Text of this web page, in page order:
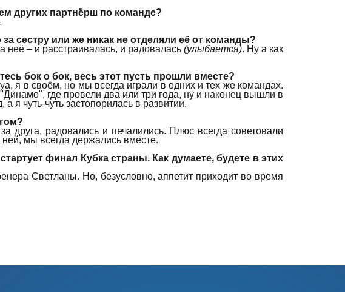
других партнёрш по команде?
сестру или же никак не отделяли её от команды?
– и расстраивалась, и радовалась (улыбается). Ну а как
бок о бок, весь этот пусть прошли вместе?
в своём, но мы всегда играли в одних и тех же командах.
где провели два или три года, ну и наконец вышли в
я чуть-чуть застопорилась в развитии.
друга, радовались и печалились. Плюс всегда советовали
мы всегда держались вместе.
финал Кубка страны. Как думаете, будете в этих
Светланы. Но, безусловно, аппетит приходит во время